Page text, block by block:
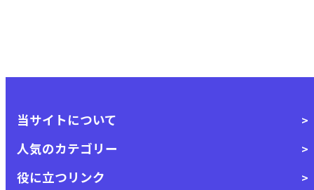
当サイトについて
人気のカテゴリー
役に立つリンク